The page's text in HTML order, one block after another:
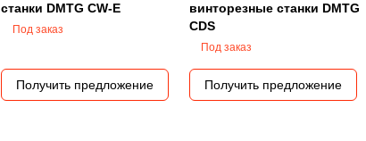
станки DMTG CW-E
Под заказ
Получить предложение
винторезные станки DMTG
CDS
Под заказ
Получить предложение